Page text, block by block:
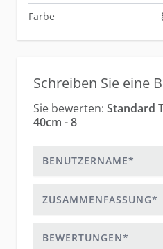
Farbe
Schreiben Sie eine
Sie bewerten: Standard
40cm - 8